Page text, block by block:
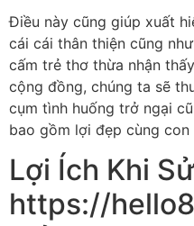
Điều này cũng giúp xuất
cái cái thân thiện cũng
cấm trẻ thơ thừa nhận
cộng đồng, chúng ta sẽ
cụm tình huống trở ngại
bao gồm lợi đẹp cùng
Lợi Ích Khi
https://